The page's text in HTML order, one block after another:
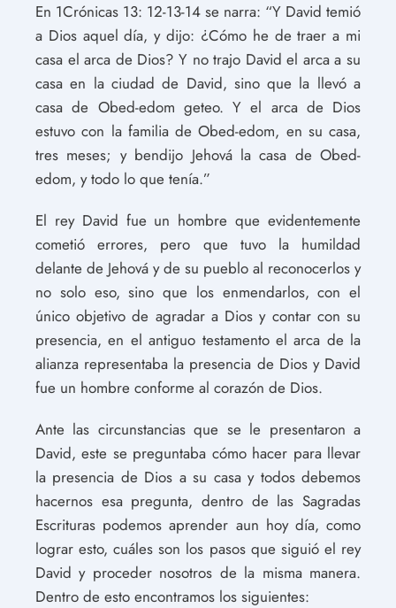
En 1Crónicas 13: 12-13-14 se narra: “Y David temió
a Dios aquel día, y dijo: ¿Cómo he de traer a mi
casa el arca de Dios? Y no trajo David el arca a su
casa en la ciudad de David, sino que la llevó a
casa de Obed-edom geteo. Y el arca de Dios
estuvo con la familia de Obed-edom, en su casa,
tres meses; y bendijo Jehová la casa de Obed-
edom, y todo lo que tenía.”
El rey David fue un hombre que evidentemente
cometió errores, pero que tuvo la humildad
delante de Jehová y de su pueblo al reconocerlos y
no solo eso, sino que los enmendarlos, con el
único objetivo de agradar a Dios y contar con su
presencia, en el antiguo testamento el arca de la
alianza representaba la presencia de Dios y David
fue un hombre conforme al corazón de Dios.
Ante las circunstancias que se le presentaron a
David, este se preguntaba cómo hacer para llevar
la presencia de Dios a su casa y todos debemos
hacernos esa pregunta, dentro de las Sagradas
Escrituras podemos aprender aun hoy día, como
lograr esto, cuáles son los pasos que siguió el rey
David y proceder nosotros de la misma manera.
Dentro de esto encontramos los siguientes: